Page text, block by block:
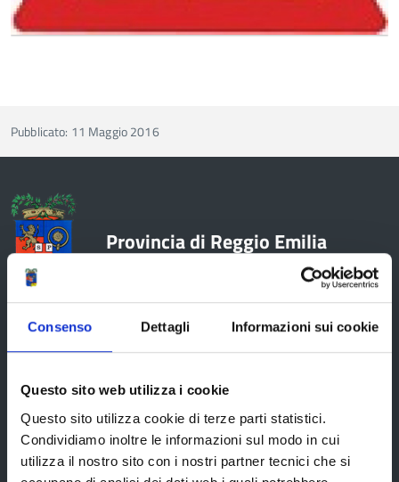
Consenso Dettagli Informazioni sui cookie
Questo sito web utilizza i cookie
Questo sito utilizza cookie di terze parti statistici.
Condividiamo inoltre le informazioni sul modo in cui
utilizza il nostro sito con i nostri partner tecnici che si
Pubblicato: 11 Maggio 2016
Provincia di Reggio Emilia
La Provincia
Organi di governo
Statuto e Regolamenti
Amministrazione Trasparente